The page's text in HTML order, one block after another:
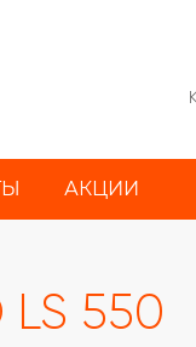
АКЦИИ
LS 550